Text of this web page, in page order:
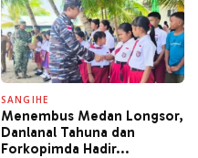
SANGIHE
Menembus Medan Longsor,
Danlanal Tahuna dan
Forkopimda Hadir...